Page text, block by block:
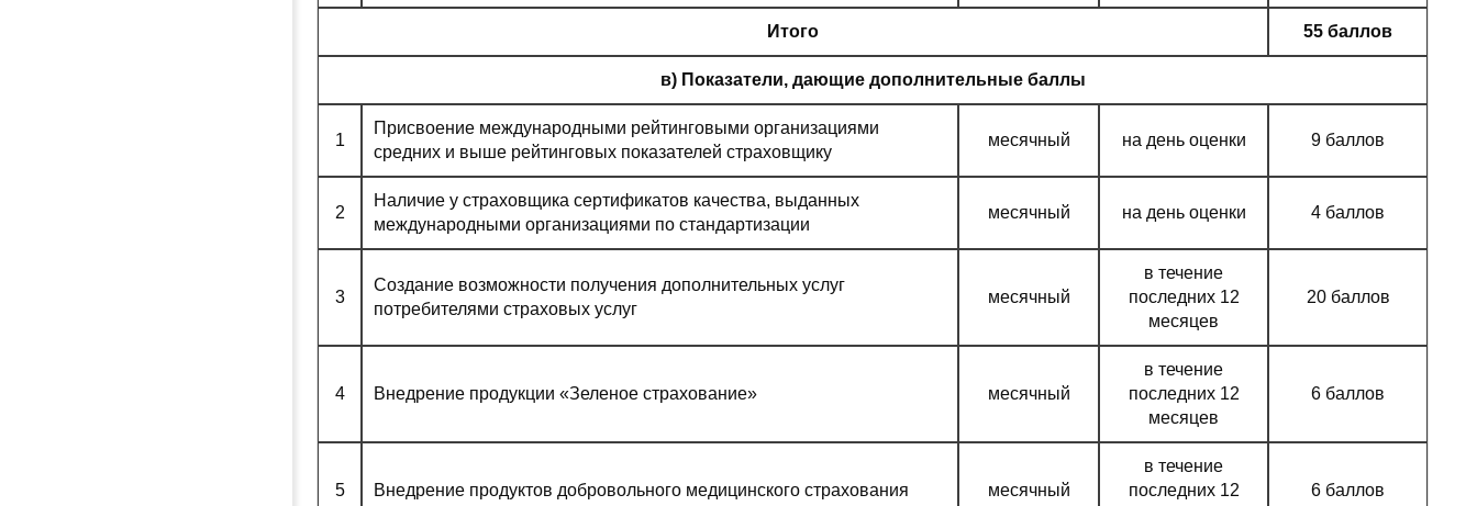
Итого 55 баллов
в) Показатели, дающие дополнительные баллы
1
Присвоение международными рейтинговыми организациями
средних и выше рейтинговых показателей страховщику
месячный на день оценки 9 баллов
2
Наличие у страховщика сертификатов качества, выданных
международными организациями по стандартизации
месячный на день оценки 4 баллов
3
Создание возможности получения дополнительных услуг
потребителями страховых услуг
месячный
в течение
последних 12
месяцев
20 баллов
4 Внедрение продукции «Зеленое страхование» месячный
в течение
последних 12
месяцев
6 баллов
5 Внедрение продуктов добровольного медицинского страхования месячный
в течение
последних 12
6 баллов